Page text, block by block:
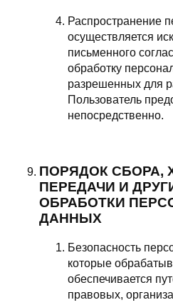
Распространение
осуществляется
письменного
обработку
разрешенных для
Пользователь
непосредственно.
ПОРЯДОК СБОРА,
ПЕРЕДАЧИ И
ОБРАБОТКИ
ДАННЫХ
Безопасность
которые
обеспечивается
правовых,